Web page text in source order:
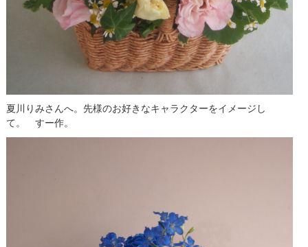
夏川りみさんへ。先様のお好きなキャラクターをイメージし
て。 すー作。